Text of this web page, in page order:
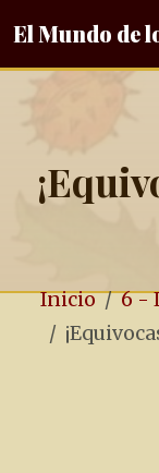
El Mundo de
Inicio 6 -